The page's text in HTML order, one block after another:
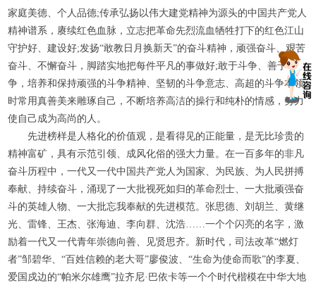
家庭美德、个人品德;传承弘扬以伟大建党精神为源头的中国共产党人
精神谱系，赓续红色血脉，立志把革命先烈流血牺牲打下的红色江山
守护好、建设好;发扬“敢教日月换新天”的奋斗精神，顽强奋斗、艰苦
奋斗、不懈奋斗，脚踏实地把每件平凡的事做好;敢于斗争、善于斗
争，培养和保持顽强的斗争精神、坚韧的斗争意志、高超的斗争本领;
时常用真善美来雕琢自己，不断培养高洁的操行和纯朴的情感，努力
使自己成为高尚的人。
先进榜样是人格化的价值观，是看得见的正能量，是无比珍贵的
精神富矿，具有示范引领、成风化俗的强大力量。在一百多年的非凡
奋斗历程中，一代又一代中国共产党人为国家、为民族、为人民拼搏
奉献、持续奋斗，涌现了一大批视死如归的革命烈士、一大批顽强奋
斗的英雄人物、一大批忘我奉献的先进模范。张思德、刘胡兰、黄继
光、雷锋、王杰、张海迪、李向群、沈浩……一个个闪亮的名字，激
励着一代又一代青年崇德向善、见贤思齐。新时代，司法改革“燃灯
者”邹碧华、“百姓信赖的老大哥”廖俊波、“生命为使命而歌”的李夏、
爱国戍边的“帕米尔雄鹰”拉齐尼·巴依卡等一个个时代楷模在中华大地